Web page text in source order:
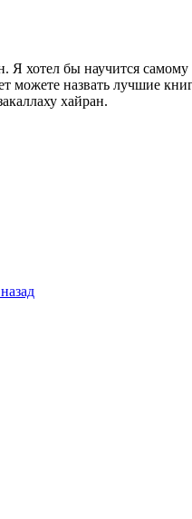
бы научится самому
можете назвать лучшие
хайран.